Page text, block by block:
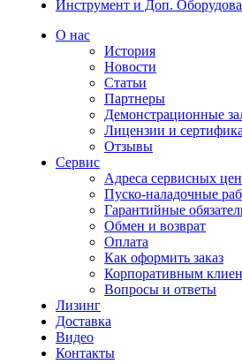
Инструмент и Доп.
О нас
История
Новости
Статьи
Партнеры
Демонстрационные
Лицензии и
Отзывы
Сервис
Адреса сервисных
Пуско-наладочные
Гарантийные
Обмен и возврат
Оплата
Как оформить заказ
Корпоративным
Вопросы и ответы
Лизинг
Доставка
Видео
Контакты